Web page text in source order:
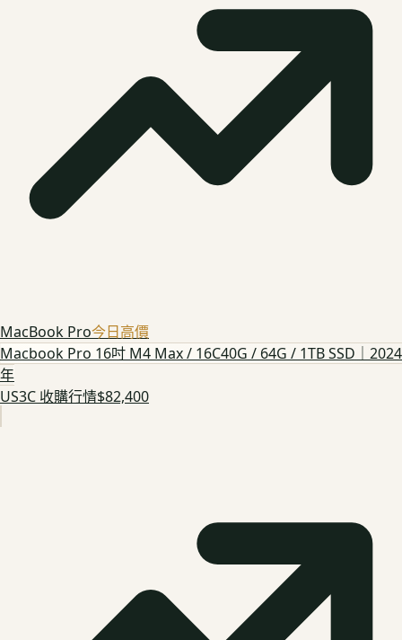
MacBook Pro今日高價
Macbook Pro 16吋 M4 Max / 16C40G / 64G / 1TB SSD｜2024
年
US3C 收購行情$82,400